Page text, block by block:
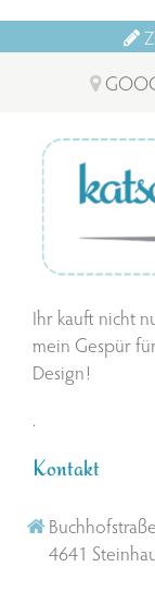
Ihr kauft nicht
mein Gespür
Design!
.
Kontakt
4641